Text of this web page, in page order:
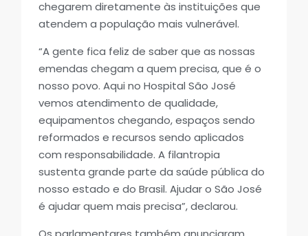
chegarem diretamente às instituições que
atendem a população mais vulnerável.
“A gente fica feliz de saber que as nossas
emendas chegam a quem precisa, que é o
nosso povo. Aqui no Hospital São José
vemos atendimento de qualidade,
equipamentos chegando, espaços sendo
reformados e recursos sendo aplicados
com responsabilidade. A filantropia
sustenta grande parte da saúde pública do
nosso estado e do Brasil. Ajudar o São José
é ajudar quem mais precisa”, declarou.